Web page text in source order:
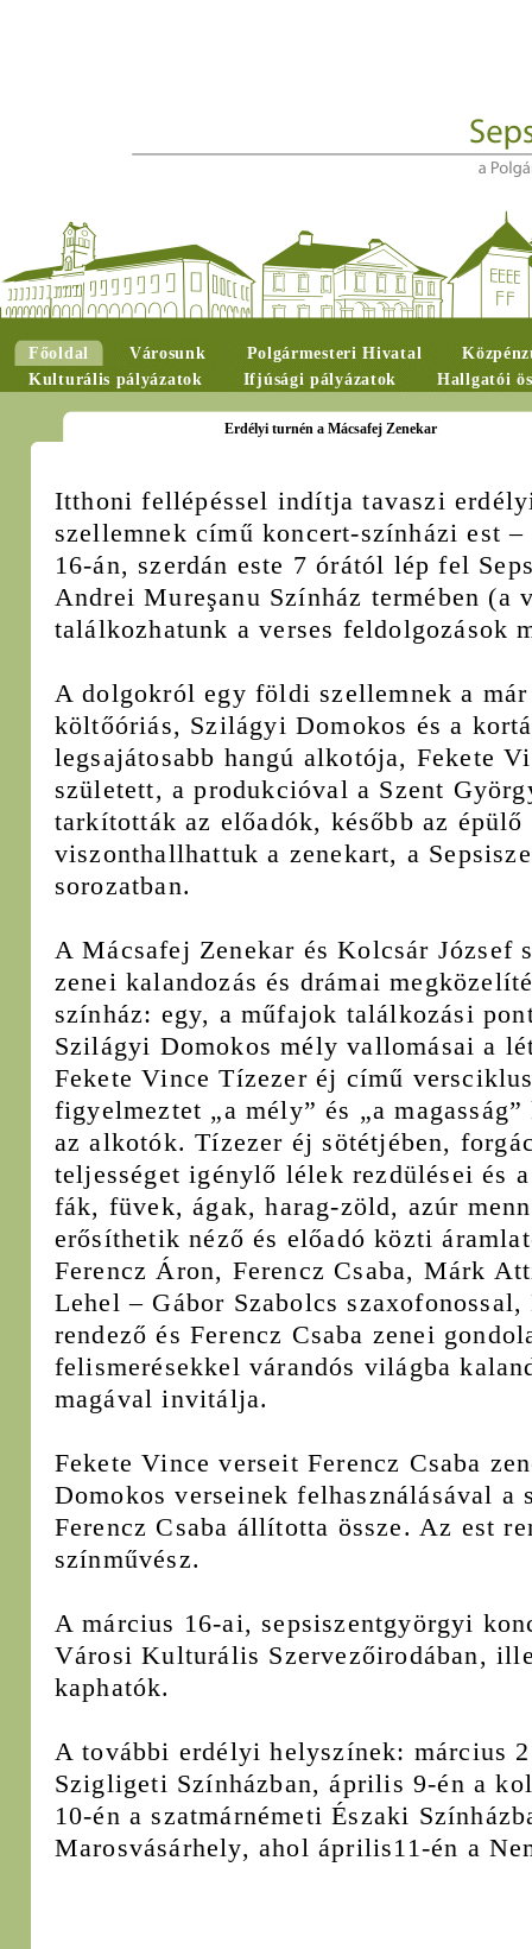
Főoldal Városunk Polgármesteri Hivatal
Kulturális pályázatok
Ifjúsági pályázatok Hallgatói
Erdélyi turnén a Mácsafej Zenekar
Itthoni fellépéssel indítja tavaszi
szellemnek című koncert-színházi est
16-án, szerdán este 7 órától lép fel
Andrei Mureşanu Színház termében (a
találkozhatunk a verses feldolgozások
A dolgokról egy földi szellemnek a
költőóriás, Szilágyi Domokos és a
legsajátosabb hangú alkotója, Fekete
született, a produkcióval a Szent
tarkították az előadók, később az
viszonthallhattuk a zenekart, a
sorozatban.
A Mácsafej Zenekar és Kolcsár József
zenei kalandozás és drámai
színház: egy, a műfajok találkozási
Szilágyi Domokos mély vallomásai a
Fekete Vince Tízezer éj című
figyelmeztet „a mély” és „a
az alkotók. Tízezer éj sötétjében,
teljességet igénylő lélek rezdülései és
fák, füvek, ágak, harag-zöld, azúr
erősíthetik néző és előadó közti
Ferencz Áron, Ferencz Csaba, Márk
Lehel – Gábor Szabolcs
rendező és Ferencz Csaba zenei
felismerésekkel várandós világba
magával invitálja.
Fekete Vince verseit Ferencz Csaba
Domokos verseinek felhasználásával a
Ferencz Csaba állította össze. Az est
színművész.
A március 16-ai, sepsiszentgyörgyi
Városi Kulturális Szervezőirodában,
kaphatók.
A további erdélyi helyszínek: március
Szigligeti Színházban, április 9-én a
10-én a szatmárnémeti Északi
Marosvásárhely, ahol április11-én a